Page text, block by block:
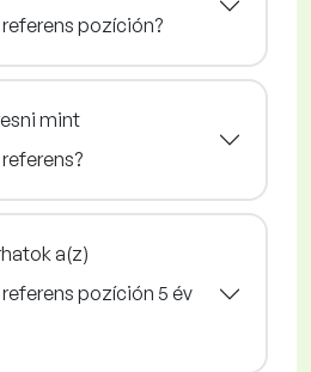
pozíción?
mint
a(z)
pozíción 5 év